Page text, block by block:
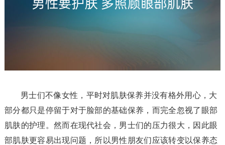
男士们不像女性，平时对肌肤保养并没有格外用心，大
部分都只是停留于对于脸部的基础保养，而完全忽视了眼部
肌肤的护理。然而在现代社会，男士们的压力很大，因此眼
部肌肤更容易出现问题，所以男性朋友们应该转变以保养态